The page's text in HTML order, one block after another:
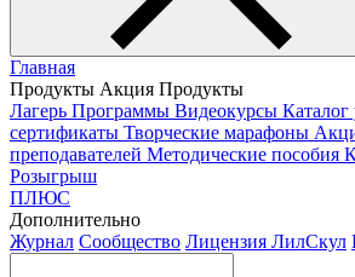
Главная
Продукты Акция Продукты
Лагерь Программы Видеокурсы Каталог
сертификаты Творческие марафоны
преподавателей Методические пособия
Розыгрыш
ПЛЮС
Дополнительно
Журнал Сообщество Лицензия ЛилСкул